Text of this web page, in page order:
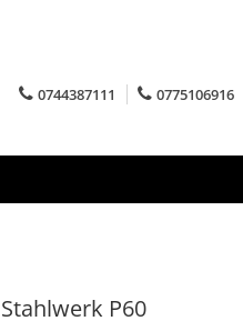
0744387111 0775106916
P60